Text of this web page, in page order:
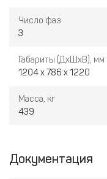
Число фаз
3
Габариты (ДхШхВ), мм
1204 х 786 х 1220
Масса, кг
439
Документация